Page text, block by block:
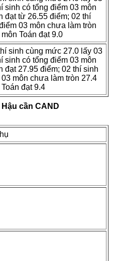
sinh có tổng điểm 03 môn
đạt từ 26.55 điểm; 02 thí
03 môn chưa làm tròn
Toán đạt 9.0
sinh cùng mức 27.0 lấy 03
sinh có tổng điểm 03 môn
đạt 27.95 điểm; 02 thí sinh
môn chưa làm tròn 27.4
đạt 9.4
cần CAND